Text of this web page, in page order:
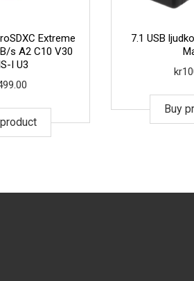
Extreme
s A2 C10 V30
I U3
7.1 USB
kr
Buy